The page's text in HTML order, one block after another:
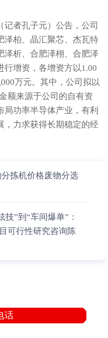
者孔子元）公告，公司
泽柏、晶汇聚芯、杰瓦特
泽析、合肥泽栩、合肥泽
行增资，各增资方以1.00
万元。其中，公司拟以
额来源于公司的自有资
功率半导体产业，有利
，力求获得长期稳定的经
拣机价格废物分选
技”到“车间爆单”：
可行性研究咨询陈
话